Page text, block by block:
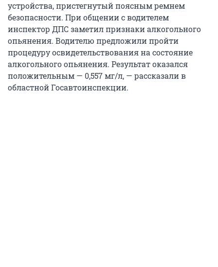
устройства, пристегнутый поясным ремнем
безопасности. При общении с водителем
инспектор ДПС заметил признаки алкогольного
опьянения. Водителю предложили пройти
процедуру освидетельствования на состояние
алкогольного опьянения. Результат оказался
положительным — 0,557 мг/л, — рассказали в
областной Госавтоинспекции.